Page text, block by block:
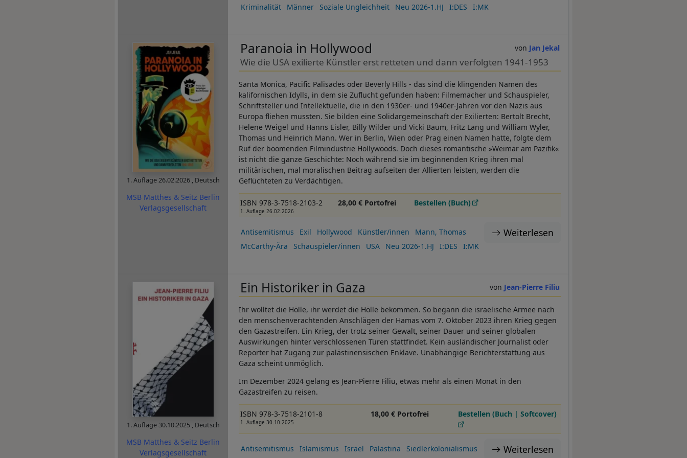
Kriminalität
Männer Soziale Ungleichheit Neu 2026-1.HJ I:DES I:MK
1. Auflage26.02.2026 , Deutsch
MSB Matthes & Seitz Berlin
Verlagsgesellschaft
Jan Jekal
Paranoia in Hollywood
Wie die USA exilierte Künstler erst retteten und dann verfolgten 1941-1953
Santa Monica, Pacific Palisades oder Beverly Hills - das sind die klingenden Namen des
kalifornischen Idylls, in dem sie Zuflucht gefunden haben: Filmemacher und Schauspieler,
Schriftsteller und Intellektuelle, die in den 1930er- und 1940er-Jahren vor den Nazis aus
Europa fliehen mussten. Sie bilden eine Solidargemeinschaft der Exilierten: Bertolt Brecht,
Helene Weigel und Hanns Eisler, Billy Wilder und Vicki Baum, Fritz Lang und William Wyler,
Thomas und Heinrich Mann. Wer in Berlin, Wien oder Prag einen Namen hatte, folgte dem
Ruf der boomenden Filmindustrie Hollywoods. Doch dieses romantische »Weimar am Pazifik«
ist nicht die ganze Geschichte: Noch während sie im beginnenden Krieg ihren mal
militärischen, mal moralischen Beitrag aufseiten der Allierten leisten, werden die
Geflüchteten zu Verdächtigen.
ISBN 978-3-7518-2103-2
1. Auflage 26.02.2026
28,00 € Portofrei Bestellen (Buch)
Weiterlesen
Antisemitismus Exil Hollywood Künstler/innen
Mann, Thomas
McCarthy-Ära
Schauspieler/innen USA Neu 2026-1.HJ I:DES I:MK
1. Auflage 30.10.2025 , Deutsch
MSB Matthes & Seitz Berlin
Verlagsgesellschaft
Jean-Pierre Filiu
Ein Historiker in Gaza
Ihr wolltet die Hölle, ihr werdet die Hölle bekommen. So begann die israelische Armee nach
den menschenverachtenden Anschlägen der Hamas vom 7. Oktober 2023 ihren Krieg gegen
den Gazastreifen. Ein Krieg, der trotz seiner Gewalt, seiner Dauer und seiner globalen
Auswirkungen hinter verschlossenen Türen stattfindet. Kein ausländischer Journalist oder
Reporter hat Zugang zur palästinensischen Enklave. Unabhängige Berichterstattung aus
Gaza scheint unmöglich.
Im Dezember 2024 gelang es Jean-Pierre Filiu, etwas mehr als einen Monat in den
Gazastreifen zu reisen.
ISBN 978-3-7518-2101-8
1. Auflage 30.10.2025
18,00 € Portofrei Bestellen (Buch | Softcover)
Weiterlesen
Antisemitismus Islamismus Israel Palästina
Siedlerkolonialismus